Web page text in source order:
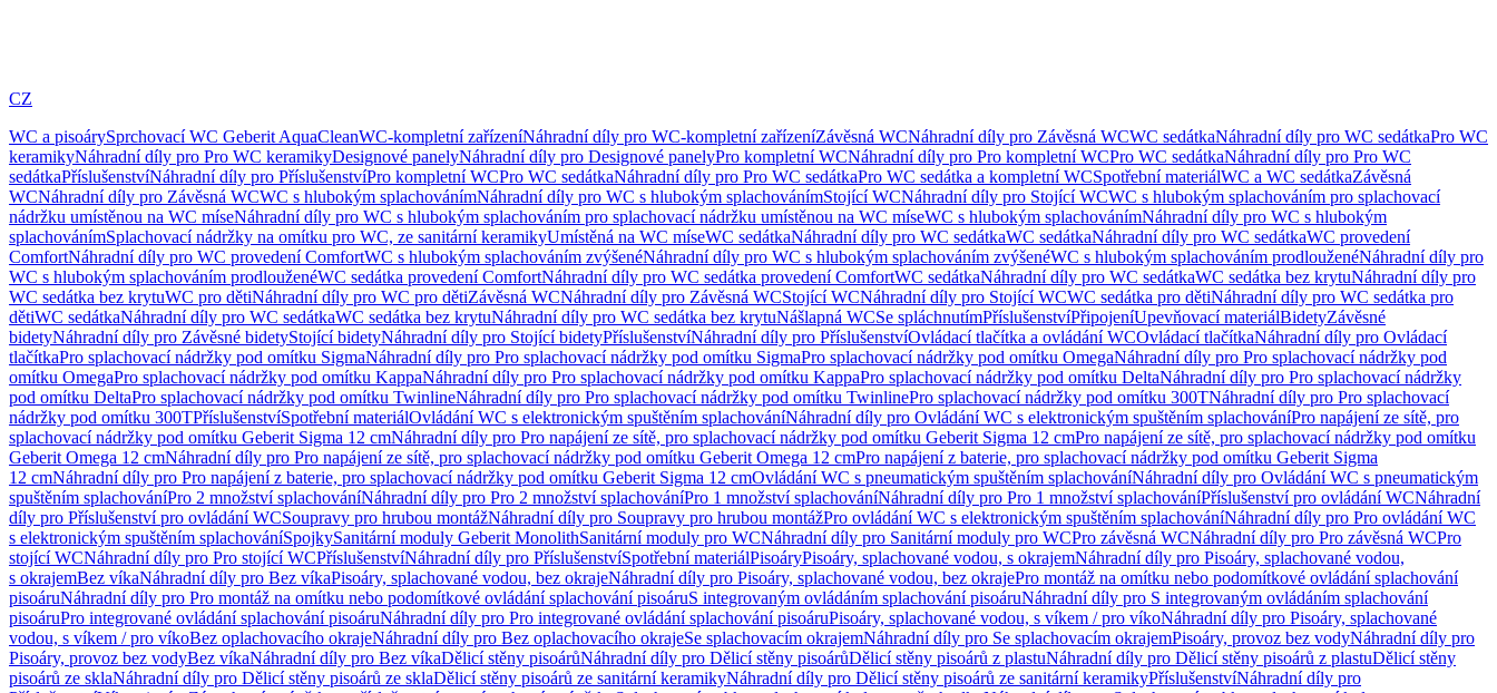
CZ
WC a pisoárySprchovací WC Geberit AquaCleanWC-kompletní zařízeníNáhradní díly pro WC-kompletní zařízeníZávěsná WCNáhradní díly pro Závěsná WCWC sedátkaNáhradní díly pro WC sedátkaPro WC
keramikyNáhradní díly pro Pro WC keramikyDesignové panelyNáhradní díly pro Designové panelyPro kompletní WCNáhradní díly pro Pro kompletní WCPro WC sedátkaNáhradní díly pro Pro WC
sedátkaPříslušenstvíNáhradní díly pro PříslušenstvíPro kompletní WCPro WC sedátkaNáhradní díly pro Pro WC sedátkaPro WC sedátka a kompletní WCSpotřební materiálWC a WC sedátkaZávěsná
WCNáhradní díly pro Závěsná WCWC s hlubokým splachovánímNáhradní díly pro WC s hlubokým splachovánímStojící WCNáhradní díly pro Stojící WCWC s hlubokým splachováním pro splachovací
nádržku umístěnou na WC míseNáhradní díly pro WC s hlubokým splachováním pro splachovací nádržku umístěnou na WC míseWC s hlubokým splachovánímNáhradní díly pro WC s hlubokým
splachovánímSplachovací nádržky na omítku pro WC, ze sanitární keramikyUmístěná na WC míseWC sedátkaNáhradní díly pro WC sedátkaWC sedátkaNáhradní díly pro WC sedátkaWC provedení
ComfortNáhradní díly pro WC provedení ComfortWC s hlubokým splachováním zvýšenéNáhradní díly pro WC s hlubokým splachováním zvýšenéWC s hlubokým splachováním prodlouženéNáhradní díly pro
WC s hlubokým splachováním prodlouženéWC sedátka provedení ComfortNáhradní díly pro WC sedátka provedení ComfortWC sedátkaNáhradní díly pro WC sedátkaWC sedátka bez krytuNáhradní díly pro
WC sedátka bez krytuWC pro dětiNáhradní díly pro WC pro dětiZávěsná WCNáhradní díly pro Závěsná WCStojící WCNáhradní díly pro Stojící WCWC sedátka pro dětiNáhradní díly pro WC sedátka pro
dětiWC sedátkaNáhradní díly pro WC sedátkaWC sedátka bez krytuNáhradní díly pro WC sedátka bez krytuNášlapná WCSe spláchnutímPříslušenstvíPřipojeníUpevňovací materiálBidetyZávěsné
bidetyNáhradní díly pro Závěsné bidetyStojící bidetyNáhradní díly pro Stojící bidetyPříslušenstvíNáhradní díly pro PříslušenstvíOvládací tlačítka a ovládání WCOvládací tlačítkaNáhradní díly pro Ovládací
tlačítkaPro splachovací nádržky pod omítku SigmaNáhradní díly pro Pro splachovací nádržky pod omítku SigmaPro splachovací nádržky pod omítku OmegaNáhradní díly pro Pro splachovací nádržky pod
omítku OmegaPro splachovací nádržky pod omítku KappaNáhradní díly pro Pro splachovací nádržky pod omítku KappaPro splachovací nádržky pod omítku DeltaNáhradní díly pro Pro splachovací nádržky
pod omítku DeltaPro splachovací nádržky pod omítku TwinlineNáhradní díly pro Pro splachovací nádržky pod omítku TwinlinePro splachovací nádržky pod omítku 300TNáhradní díly pro Pro splachovací
nádržky pod omítku 300TPříslušenstvíSpotřební materiálOvládání WC s elektronickým spuštěním splachováníNáhradní díly pro Ovládání WC s elektronickým spuštěním splachováníPro napájení ze sítě, pro
splachovací nádržky pod omítku Geberit Sigma 12 cmNáhradní díly pro Pro napájení ze sítě, pro splachovací nádržky pod omítku Geberit Sigma 12 cmPro napájení ze sítě, pro splachovací nádržky pod omítku
Geberit Omega 12 cmNáhradní díly pro Pro napájení ze sítě, pro splachovací nádržky pod omítku Geberit Omega 12 cmPro napájení z baterie, pro splachovací nádržky pod omítku Geberit Sigma
12 cmNáhradní díly pro Pro napájení z baterie, pro splachovací nádržky pod omítku Geberit Sigma 12 cmOvládání WC s pneumatickým spuštěním splachováníNáhradní díly pro Ovládání WC s pneumatickým
spuštěním splachováníPro 2 množství splachováníNáhradní díly pro Pro 2 množství splachováníPro 1 množství splachováníNáhradní díly pro Pro 1 množství splachováníPříslušenství pro ovládání WCNáhradní
díly pro Příslušenství pro ovládání WCSoupravy pro hrubou montážNáhradní díly pro Soupravy pro hrubou montážPro ovládání WC s elektronickým spuštěním splachováníNáhradní díly pro Pro ovládání WC
s elektronickým spuštěním splachováníSpojkySanitární moduly Geberit MonolithSanitární moduly pro WCNáhradní díly pro Sanitární moduly pro WCPro závěsná WCNáhradní díly pro Pro závěsná WCPro
stojící WCNáhradní díly pro Pro stojící WCPříslušenstvíNáhradní díly pro PříslušenstvíSpotřební materiálPisoáryPisoáry, splachované vodou, s okrajemNáhradní díly pro Pisoáry, splachované vodou,
s okrajemBez víkaNáhradní díly pro Bez víkaPisoáry, splachované vodou, bez okrajeNáhradní díly pro Pisoáry, splachované vodou, bez okrajePro montáž na omítku nebo podomítkové ovládání splachování
pisoáruNáhradní díly pro Pro montáž na omítku nebo podomítkové ovládání splachování pisoáruS integrovaným ovládáním splachování pisoáruNáhradní díly pro S integrovaným ovládáním splachování
pisoáruPro integrované ovládání splachování pisoáruNáhradní díly pro Pro integrované ovládání splachování pisoáruPisoáry, splachované vodou, s víkem / pro víkoNáhradní díly pro Pisoáry, splachované
vodou, s víkem / pro víkoBez oplachovacího okrajeNáhradní díly pro Bez oplachovacího okrajeSe splachovacím okrajemNáhradní díly pro Se splachovacím okrajemPisoáry, provoz bez vodyNáhradní díly pro
Pisoáry, provoz bez vodyBez víkaNáhradní díly pro Bez víkaDělicí stěny pisoárůNáhradní díly pro Dělicí stěny pisoárůDělicí stěny pisoárů z plastuNáhradní díly pro Dělicí stěny pisoárů z plastuDělicí stěny
pisoárů ze sklaNáhradní díly pro Dělicí stěny pisoárů ze sklaDělicí stěny pisoárů ze sanitární keramikyNáhradní díly pro Dělicí stěny pisoárů ze sanitární keramikyPříslušenstvíNáhradní díly pro